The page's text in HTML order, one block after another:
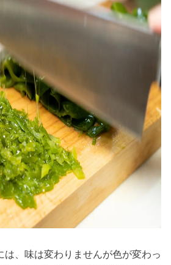
は、味は変わりませんが色が変わっ